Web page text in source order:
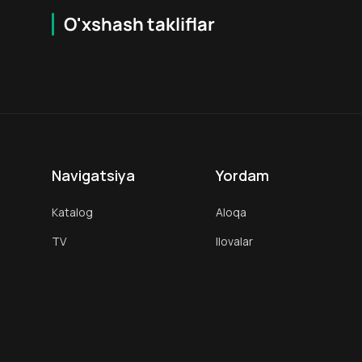
O'xshash takliflar
Navigatsiya
Katalog
TV
Yordam
Aloqa
Ilovalar